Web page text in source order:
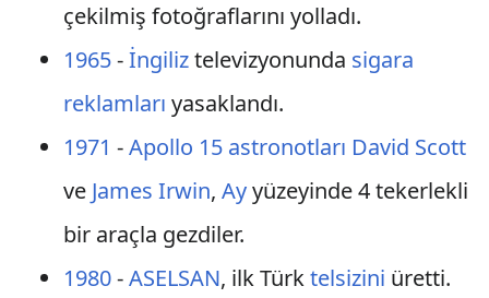
çekilmiş fotoğraflarını yolladı.
1965-İngiliztelevizyonunda sigara
reklamları yasaklandı.
1971 -Apollo 15 astronotları David Scott
ve James Irwin, Ayyüzeyinde 4 tekerlekli
bir araçla gezdiler.
1980-ASELSAN, ilk Türktelsizini üretti.